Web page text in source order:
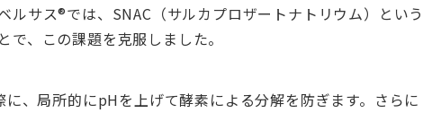
ルサス®では、SNAC（サルカプロザートナトリウム）という
、この課題を克服しました。
、局所的にpHを上げて酵素による分解を防ぎます。さらに